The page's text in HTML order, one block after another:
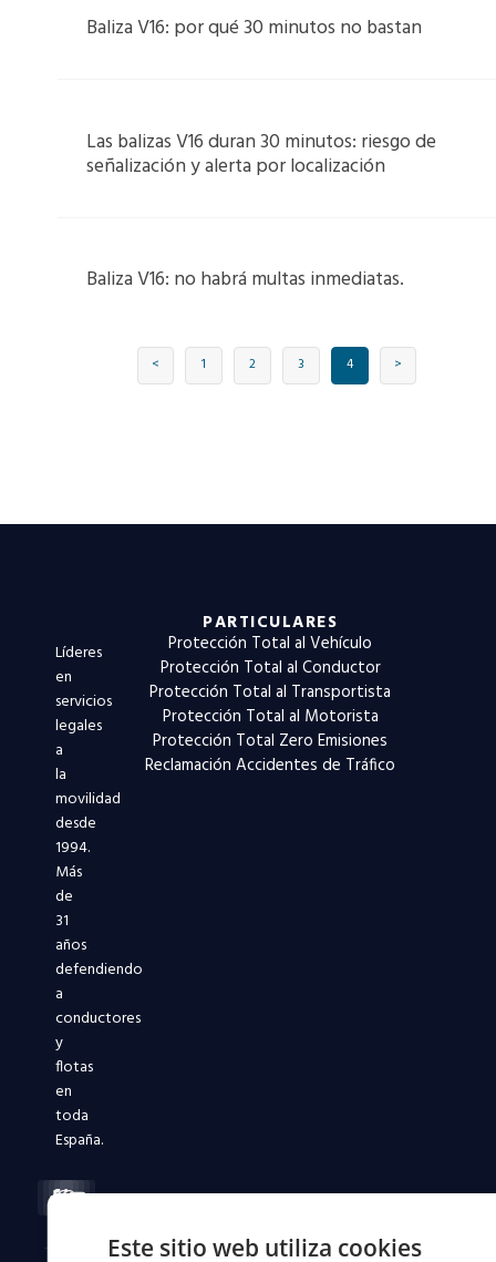
Baliza V16: por qué 30 minutos no bastan
Las balizas V16 duran 30 minutos: riesgo de
señalización y alerta por localización
Baliza V16: no habrá multas inmediatas.
< 1 2 3 4 >
Líderes
en
servicios
legales
a
la
movilidad
desde
1994.
Más
de
31
años
defendiendo
a
conductores
y
flotas
en
toda
España.
Facebook-
X-
Instagram
Linkedin-
Youtube
PARTICULARES
Protección Total al Vehículo
Protección Total al Conductor
Protección Total al Transportista
Protección Total al Motorista
Protección Total Zero Emisiones
Reclamación Accidentes de Tráfico
Este sitio web utiliza cookies